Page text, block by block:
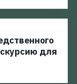
для